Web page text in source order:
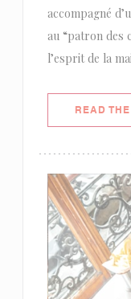
accompagné
au “patron des
l’esprit de la
READ